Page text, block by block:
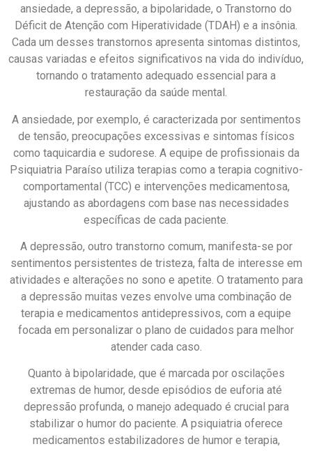
ansiedade, a depressão, a bipolaridade, o Transtorno do
Déficit de Atenção com Hiperatividade (TDAH) e a insônia.
Cada um desses transtornos apresenta sintomas distintos,
causas variadas e efeitos significativos na vida do indivíduo,
tornando o tratamento adequado essencial para a
restauração da saúde mental.
A ansiedade, por exemplo, é caracterizada por sentimentos
de tensão, preocupações excessivas e sintomas físicos
como taquicardia e sudorese. A equipe de profissionais da
Psiquiatria Paraíso utiliza terapias como a terapia cognitivo-
comportamental (TCC) e intervenções medicamentosa,
ajustando as abordagens com base nas necessidades
específicas de cada paciente.
A depressão, outro transtorno comum, manifesta-se por
sentimentos persistentes de tristeza, falta de interesse em
atividades e alterações no sono e apetite. O tratamento para
a depressão muitas vezes envolve uma combinação de
terapia e medicamentos antidepressivos, com a equipe
focada em personalizar o plano de cuidados para melhor
atender cada caso.
Quanto à bipolaridade, que é marcada por oscilações
extremas de humor, desde episódios de euforia até
depressão profunda, o manejo adequado é crucial para
stabilizar o humor do paciente. A psiquiatria oferece
medicamentos estabilizadores de humor e terapia,